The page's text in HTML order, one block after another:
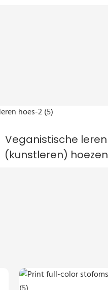
Veganistische leren
(kunstleren) hoezen